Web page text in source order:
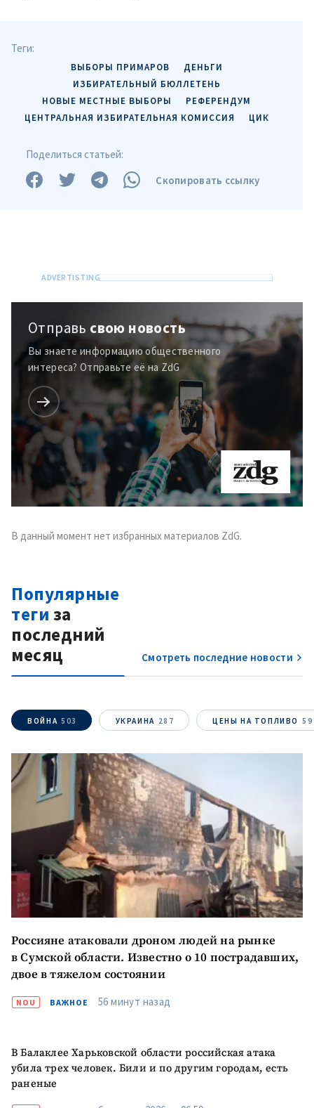
информацию
în Română
Теги:
ВЫБОРЫ ПРИМАРОВ
ДЕНЬГИ
ИЗБИРАТЕЛЬНЫЙ БЮЛЛЕТЕНЬ
НОВЫЕ МЕСТНЫЕ ВЫБОРЫ
РЕФЕРЕНДУМ
ЦЕНТРАЛЬНАЯ ИЗБИРАТЕЛЬНАЯ КОМИССИЯ
ЦИК
Поделиться статьей:
Скопировать ссылку
Отправь свою новость
Вы знаете информацию общественного
интереса? Отправьте её на ZdG
В данный момент нет избранных материалов ZdG.
Популярные
теги за
последний
месяц
Смотреть последние новости
ВОЙНА 503 УКРАИНА 287 ЦЕНЫ НА ТОПЛИВО 59
Россияне атаковали дроном людей на рынке
в Сумской области. Известно о 10 пострадавших,
двое в тяжелом состоянии
NOU ВАЖНОЕ 56 минут назад
В Балаклее Харьковской области российская атака
убила трех человек. Били и по другим городам, есть
раненые
заголовок
Фотография
+ Загрузить
изображение
Ссылка на медиа
+ Добавить ссылку на
+ Добавить текст